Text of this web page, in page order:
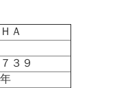
Ａ
３９